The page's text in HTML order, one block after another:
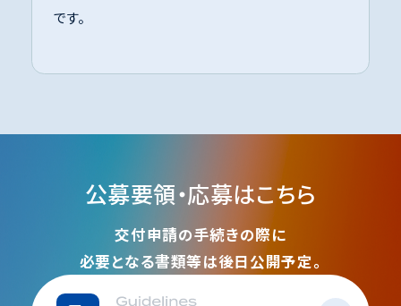
です。
公募要領・応募はこちら
交付申請の手続きの際に
必要となる書類等は後日公開予定。